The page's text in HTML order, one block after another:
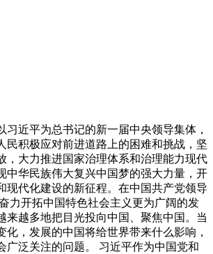
习近平为总书记的新一届中央领导集体，
民积极应对前进道路上的困难和挑战，坚
，大力推进国家治理体系和治理能力现代
中华民族伟大复兴中国梦的强大力量，开
现代化建设的新征程。在中国共产党领导
力开拓中国特色社会主义更为广阔的发
来越多地把目光投向中国、聚焦中国。当
化，发展的中国将给世界带来什么影响，
广泛关注的问题。 习近平作为中国党和